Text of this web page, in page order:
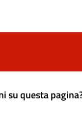
su questa